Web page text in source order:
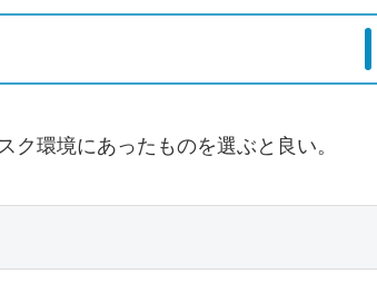
ク環境にあったものを選ぶと良い。